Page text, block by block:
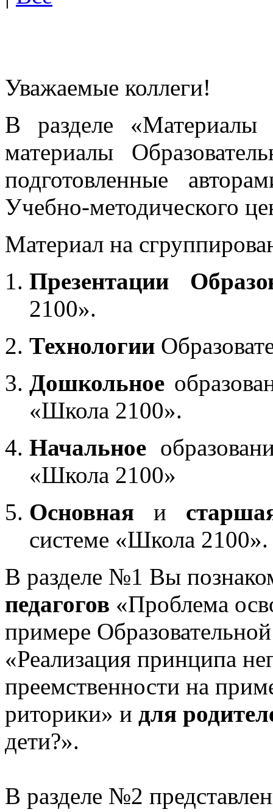
Уважаемые коллеги!
В разделе «Материалы
материалы
подготовленные
Учебно-методического
Материал на
Презентации
2100».
Технологии
Дошкольное
«Школа 2100».
Начальное
«Школа 2100»
Основная и
системе «Школа 2100».
В разделе №1 Вы
педагогов «Проблема
примере
«Реализация принципа
преемственности на
риторики» и для
дети?».
В разделе №2